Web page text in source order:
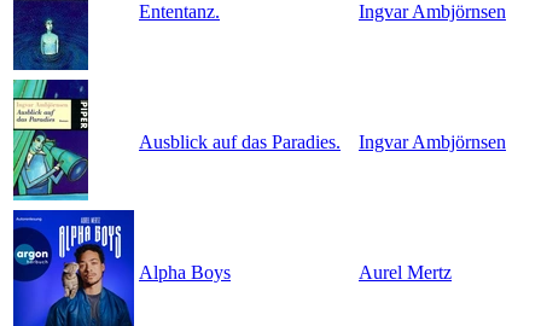
Ententanz. Ingvar Ambjörnsen
Ausblick auf das Paradies. Ingvar Ambjörnsen
Alpha Boys Aurel Mertz